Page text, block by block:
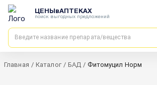
ЦЕНЫвАПТЕКАХ
поиск выгодных предложений
Главная / Каталог / БАД / Фитомуцил Норм